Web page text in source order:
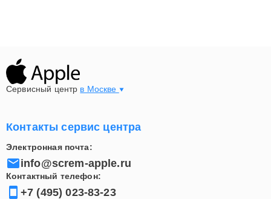
Сервисный центр в Москве
Контакты сервис центра
Электронная почта:
info@screm-apple.ru
Контактный телефон:
+7 (495) 023-83-23